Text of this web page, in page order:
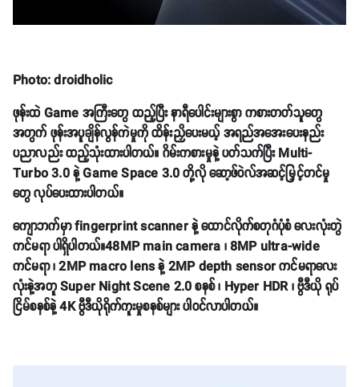
Photo: droidholic
ဖုန်းထဲ Game အကြီးတွေ ထည့်ပြီး နာရီပေါင်းများစွာ ကစားတတ်သူတွေ
အတွက် ဖုန်းအပူချိန်လွန်ကဲမှုကို ထိန်းညှိပေးမယ့် အရည်အအေးပေးနည်း
ပညာလည်း ထည့်သုံးထားပါတယ်။ ဂိမ်းကစားမှုနဲ့ ပတ်သက်ပြီး Multi-
Turbo 3.0 နဲ့ Game Space 3.0 တို့လို ဆော့ဖ်ဝဲလ်အဆင့်မြှင့်တင်မှု
တွေ လုပ်ပေးထားပါတယ်။
ကျောဘက်မှာ fingerprint scanner နဲ့ ထောင်လိုက်စတုဂံပုံစံ လေးလုံးတွဲ
ကင်မရာ ပါရှိပါတယ်။48MP main camera ၊ 8MP ultra-wide
ကင်မရာ ၊ 2MP macro lens နဲ့ 2MP depth sensor ကင်မရာလေး
လုံးနဲ့အတူ Super Night Scene 2.0 စနစ် ၊ Hyper HDR ၊ ဗွီဒီယို ရုပ်
ငြိမ်စနစ်နဲ့ 4K ဗွီဒီယိုရိုက်ကူးမှုစနစ်များ ပါဝင်လာပါတယ်။